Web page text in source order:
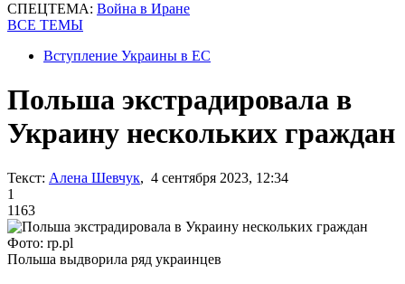
СПЕЦТЕМА: Война в Иране
ВСЕ ТЕМЫ
Вступление Украины в ЕС
Польша экстрадировала в
Украину нескольких граждан
Текст: Алена Шевчук, 4 сентября 2023, 12:34
1
1163
Фото: rp.pl
Польша выдворила ряд украинцев